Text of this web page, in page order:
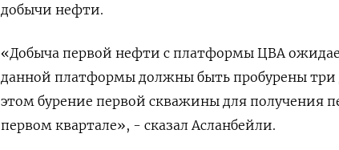
добычи нефти.
«Добыча первой нефти с платформы ЦВА
данной платформы должны быть пробурены
этом бурение первой скважины для получения
первом квартале», - сказал Асланбейли.